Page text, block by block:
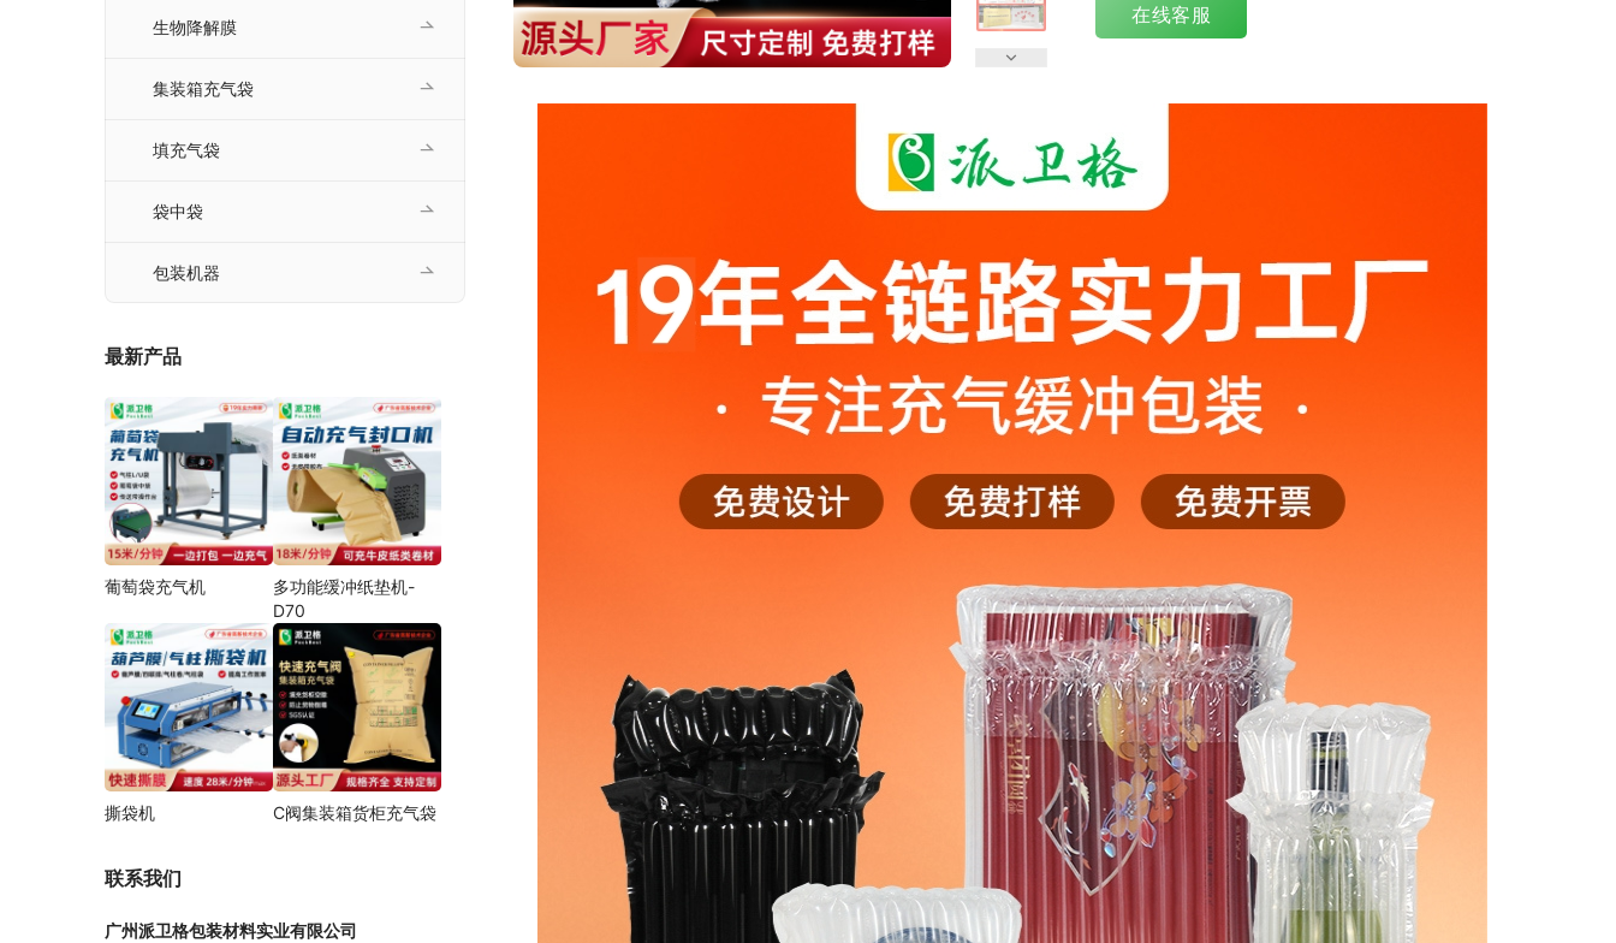
在线客服
生物降解膜
集装箱充气袋
填充气袋
袋中袋
包装机器
最新产品
葡萄袋充气机
多功能缓冲纸垫机-
D70
撕袋机 C阀集装箱货柜充气袋
联系我们
广州派卫格包装材料实业有限公司